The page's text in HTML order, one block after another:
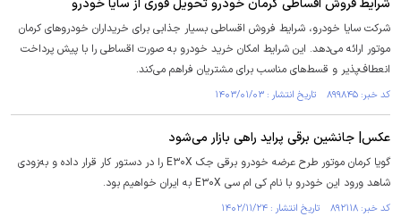
شرایط فروش اقساطی کرمان خودرو تحویل فوری از سایا خودرو
شرکت سایا خودرو، شرایط فروش اقساطی بسیار جذابی برای خریداران خودرو‌های کرمان
موتور ارائه می‌دهد. این شرایط امکان خرید خودرو به صورت اقساطی را با پیش پرداخت
انعطاف‌پذیر و قسط‌های مناسب برای مشتریان فراهم می‌کند.
کد خبر: ۸۹۹۸۴۵ تاریخ انتشار : ۱۴۰۳/۰۱/۰۳
عکس| جانشین برقی پراید راهی بازار می‌شود
گویا کرمان موتور طرح عرضه خودرو برقی جک E۳۰X را در دستور کار قرار داده و به‌زودی
شاهد ورود این خودرو با نام کی ام سی E۳۰X به ایران خواهیم بود.
کد خبر: ۸۹۲۱۱۸ تاریخ انتشار : ۱۴۰۲/۱۱/۲۴